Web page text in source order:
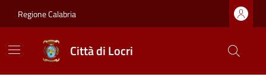
Regione Calabria
Città di Locri